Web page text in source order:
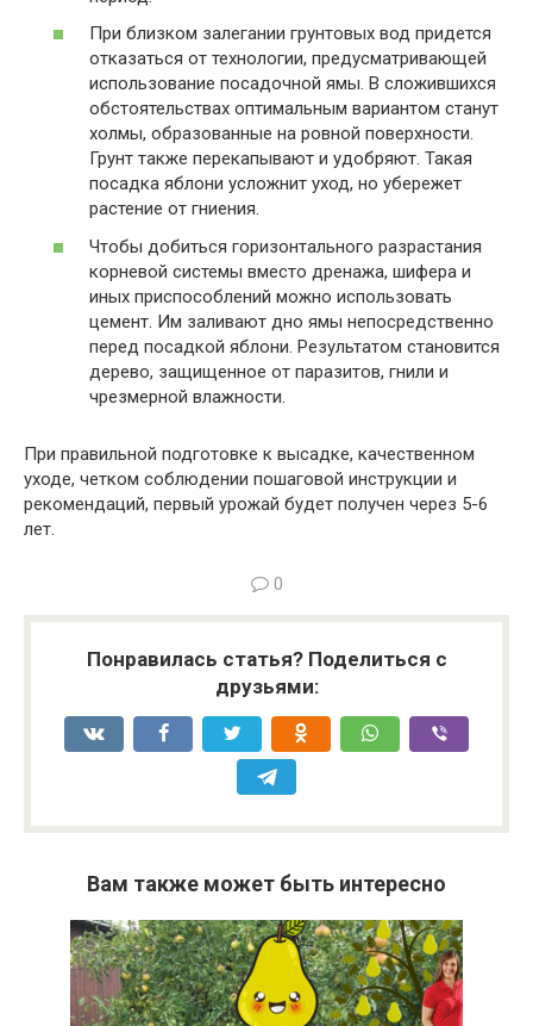
При близком залегании грунтовых вод придется
отказаться от технологии, предусматривающей
использование посадочной ямы. В сложившихся
обстоятельствах оптимальным вариантом станут
холмы, образованные на ровной поверхности.
Грунт также перекапывают и удобряют. Такая
посадка яблони усложнит уход, но убережет
растение от гниения.
Чтобы добиться горизонтального разрастания
корневой системы вместо дренажа, шифера и
иных приспособлений можно использовать
цемент. Им заливают дно ямы непосредственно
перед посадкой яблони. Результатом становится
дерево, защищенное от паразитов, гнили и
чрезмерной влажности.
При правильной подготовке к высадке, качественном
уходе, четком соблюдении пошаговой инструкции и
рекомендаций, первый урожай будет получен через 5-6
лет.
0
Понравилась статья? Поделиться с
друзьями:
Вам также может быть интересно